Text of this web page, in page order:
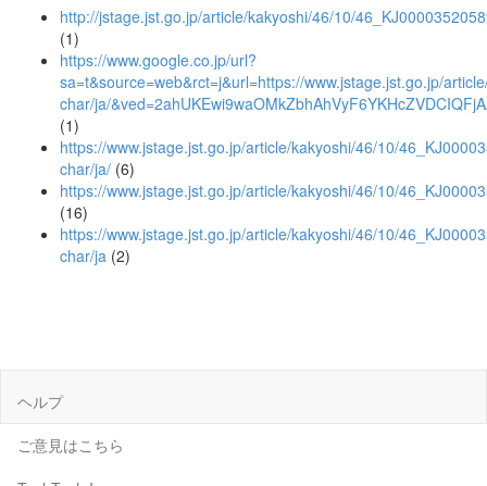
http://jstage.jst.go.jp/article/kakyoshi/46/10/
(1)
https://www.google.co.jp/url?
sa=t&source=web&rct=j&url=https://www.jstage.jst.go.jp/
char/ja/
(1)
https://www.jstage.jst.go.jp/article/kakyoshi/46/10/
char/ja/ (6)
https://www.jstage.jst.go.jp/article/kakyoshi/46/10/
(16)
https://www.jstage.jst.go.jp/article/kakyoshi/46/10/
char/ja (2)
ヘルプ
ご意見はこちら